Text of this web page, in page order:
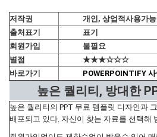
저작권
개인, 상업적사용가능
출처표기
표기
회원가입
불필요
별점
★★★☆☆☆
바로가기
POWERPOINTIFY
높은 퀄리티, 방대한
높은 퀄리티의 PPT 무료 템플릿 디자인과
배포되고 있다. 자신이 찾는 자료를 선택해